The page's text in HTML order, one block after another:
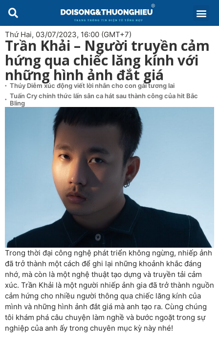
Thứ Hai, 03/07/2023, 16:00 (GMT+7)
Trần Khải – Người truyền cảm
hứng qua chiếc lăng kính với
những hình ảnh đắt giá
Thúy Diễm xúc động viết lời nhắn cho con gái tương lai
Tuấn Cry chính thức lấn sân ca hát sau thành công của hit Bắc
Bling
Trong thời đại công nghệ phát triển không ngừng, nhiếp ảnh
đã trở thành một cách để ghi lại những khoảnh khắc đáng
nhớ, mà còn là một nghệ thuật tạo dựng và truyền tải cảm
xúc. Trần Khải là một người nhiếp ảnh gia đã trở thành nguồn
cảm hứng cho nhiều người thông qua chiếc lăng kính của
mình và những hình ảnh đắt giá mà anh tạo ra. Cùng chúng
tôi khám phá câu chuyện làm nghề và bước ngoặt trong sự
nghiệp của anh ấy trong chuyên mục kỳ này nhé!